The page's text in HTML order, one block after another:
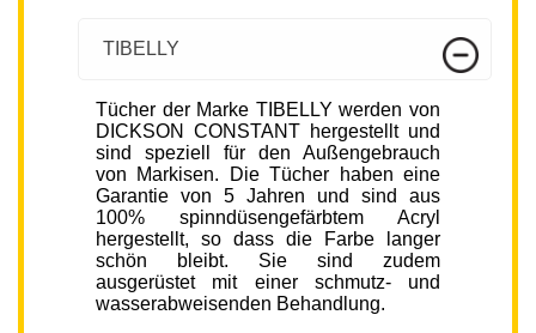
TIBELLY
Tücher der Marke TIBELLY werden von
DICKSON CONSTANT hergestellt und
sind speziell für den Außengebrauch
von Markisen. Die Tücher haben eine
Garantie von 5 Jahren und sind aus
100% spinndüsengefärbtem Acryl
hergestellt, so dass die Farbe langer
schön bleibt. Sie sind zudem
ausgerüstet mit einer schmutz- und
wasserabweisenden Behandlung.